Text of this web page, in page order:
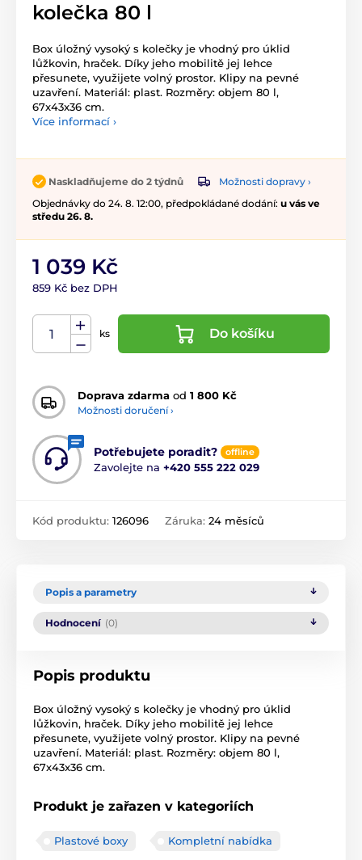
kolečka 80 l
Box úložný vysoký s kolečky je vhodný pro úklid
lůžkovin, hraček. Díky jeho mobilitě jej lehce
přesunete, využijete volný prostor. Klipy na pevné
uzavření. Materiál: plast. Rozměry: objem 80 l,
67x43x36 cm.
Více informací ›
Naskladňujeme do 2 týdnů
Možnosti dopravy ›
Objednávky do 24. 8. 12:00, předpokládané dodání: u vás ve
středu 26. 8.
1 039 Kč
859 Kč bez DPH
ks Do košíku
Doprava zdarma od 1 800 Kč
Možnosti doručení ›
Potřebujete poradit? offline
Zavolejte na +420 555 222 029
Kód produktu: 126096 Záruka: 24 měsíců
Popis a parametry
Hodnocení (0)
Popis produktu
Box úložný vysoký s kolečky je vhodný pro úklid
lůžkovin, hraček. Díky jeho mobilitě jej lehce
přesunete, využijete volný prostor. Klipy na pevné
uzavření. Materiál: plast. Rozměry: objem 80 l,
67x43x36 cm.
Produkt je zařazen v kategoriích
Plastové boxy Kompletní nabídka